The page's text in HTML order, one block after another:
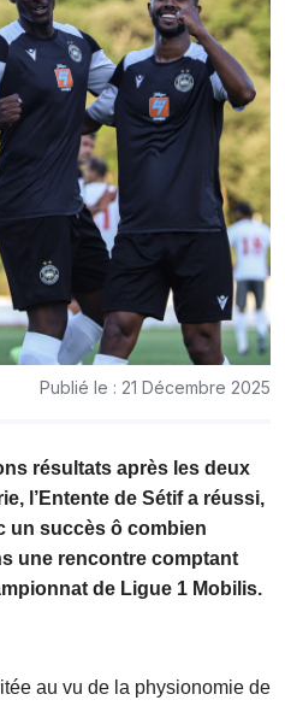
Publié le : 21 Décembre 2025
résultats après les deux
l’Entente de Sétif a réussi,
un succès ô combien
une rencontre comptant
de Ligue 1 Mobilis.
au vu de la physionomie de